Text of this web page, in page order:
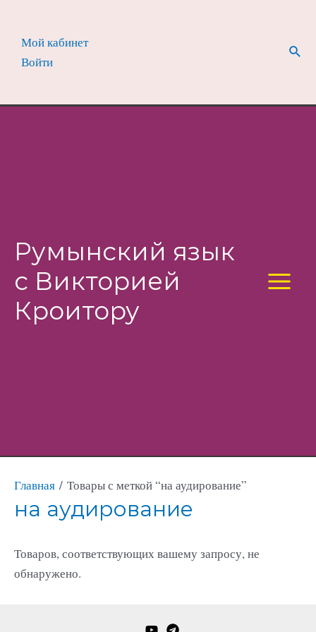
содержимому
Мой кабинет
Войти
Румынский язык
с Викторией
Кроитору
Main
Главная / Товары с меткой “на аудирование”
на аудирование
Товаров, соответствующих вашему запросу, не
обнаружено.